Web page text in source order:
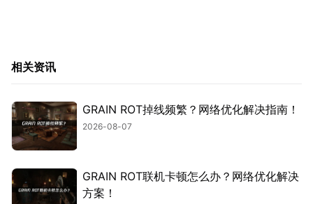
相关资讯
GRAIN ROT掉线频繁？网络优化解决指南！
2026-08-07
GRAIN ROT联机卡顿怎么办？网络优化解决
方案！